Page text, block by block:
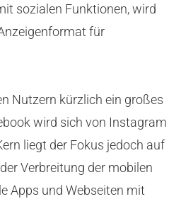
sozialen Funktionen, wird
für
Nutzern kürzlich ein großes
wird sich von Instagram
liegt der Fokus jedoch auf
Verbreitung der mobilen
Apps und Webseiten mit